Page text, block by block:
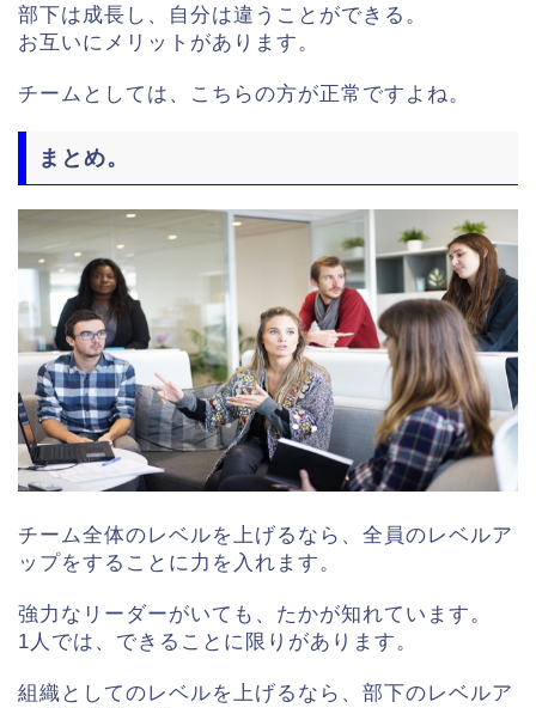
部下は成長し、自分は違うことができる。
お互いにメリットがあります。
チームとしては、こちらの方が正常ですよね。
まとめ。
チーム全体のレベルを上げるなら、全員のレベルア
ップをすることに力を入れます。
強力なリーダーがいても、たかが知れています。
1人では、できることに限りがあります。
組織としてのレベルを上げるなら、部下のレベルア